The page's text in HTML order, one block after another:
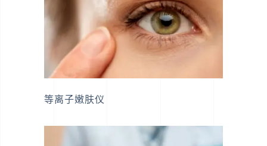
等离子嫩肤仪